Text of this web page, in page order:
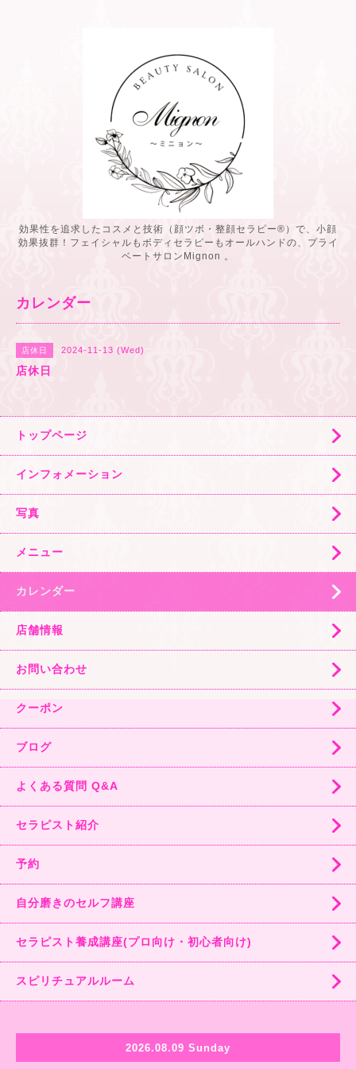
効果性を追求したコスメと技術（顔ツボ・整顔セラピー®️）で、小顔
効果抜群！フェイシャルもボディセラピーもオールハンドの、プライ
ベートサロンMignon 。
カレンダー
店休日 2024-11-13 (Wed)
店休日
トップページ
インフォメーション
写真
メニュー
カレンダー
店舗情報
お問い合わせ
クーポン
ブログ
よくある質問 Q&A
セラピスト紹介
予約
自分磨きのセルフ講座
セラピスト養成講座(プロ向け・初心者向け)
スピリチュアルルーム
2026.08.09 Sunday